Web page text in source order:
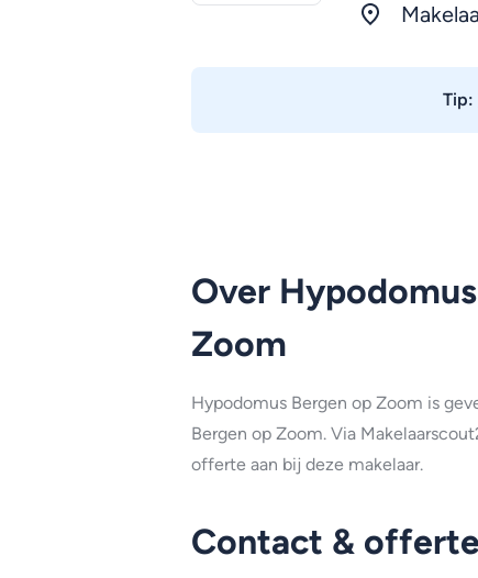
Tip:
Over
Zoom
Hypodomus Bergen op Zoom is
Bergen op Zoom. Via
offerte aan bij deze makelaar.
Contact &